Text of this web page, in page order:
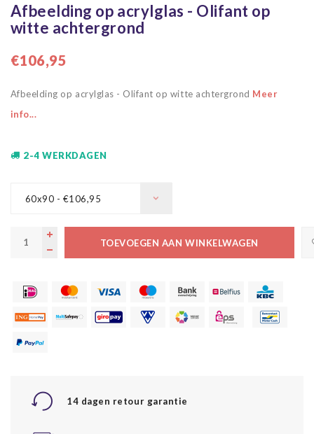
Afbeelding op acrylglas - Olifant op
witte achtergrond
€106,95
Afbeelding op acrylglas - Olifant op witte achtergrond Meer
info...
2-4 WERKDAGEN
60x90 - €106,95
TOEVOEGEN AAN WINKELWAGEN
14 dagen retour garantie